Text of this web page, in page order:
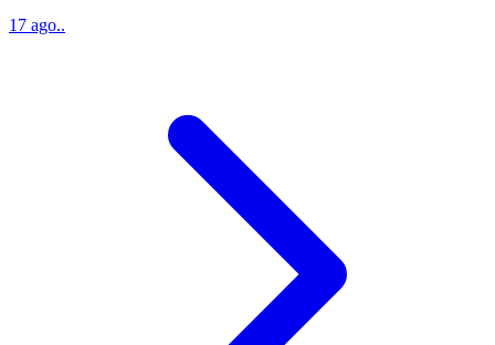
17 ago..